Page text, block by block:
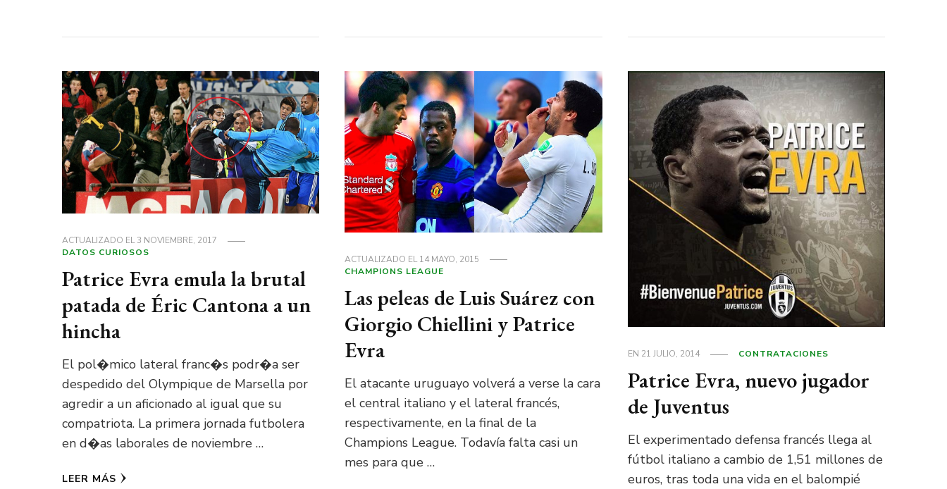
ACTUALIZADO EL3 NOVIEMBRE, 2017
DATOS CURIOSOS
Patrice Evra emula la brutal
patada de Éric Cantona a un
hincha
El pol�mico lateral franc�s podr�a ser
despedido del Olympique de Marsella por
agredir a un aficionado al igual que su
compatriota. La primera jornada futbolera
en d�as laborales de noviembre …
LEER MÁS
ACTUALIZADO EL14 MAYO, 2015
CHAMPIONS LEAGUE
Las peleas de Luis Suárez con
Giorgio Chiellini y Patrice
Evra
El atacante uruguayo volverá a verse la cara
el central italiano y el lateral francés,
respectivamente, en la final de la
Champions League. Todavía falta casi un
mes para que …
EN 21 JULIO, 2014 CONTRATACIONES
Patrice Evra, nuevo jugador
de Juventus
El experimentado defensa francés llega al
fútbol italiano a cambio de 1,51 millones de
euros, tras toda una vida en el balompié